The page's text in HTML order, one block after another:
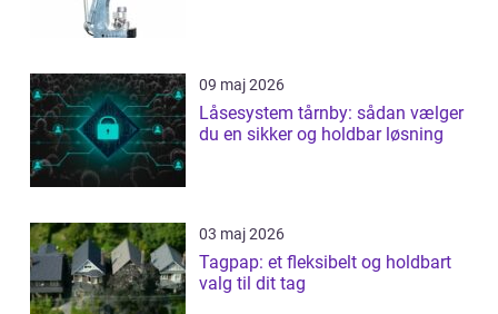
09 maj 2026
Låsesystem tårnby: sådan vælger
du en sikker og holdbar løsning
03 maj 2026
Tagpap: et fleksibelt og holdbart
valg til dit tag